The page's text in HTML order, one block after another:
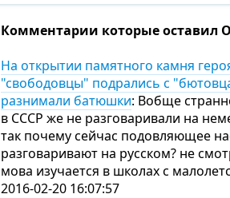
Комментарии которые оставил
На открытии памятного камня
"свободовцы" подрались с
разнимали батюшки: Вобще
в СССР же не разговаривали на
так почему сейчас подовляющее
разговаривают на русском? не
мова изучается в школах с
2016-02-20 16:07:57